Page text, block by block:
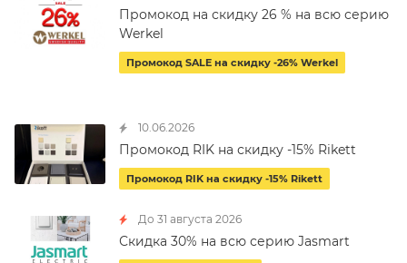
Промокод на скидку 26 % на всю серию
Werkel
Промокод SALE на скидку -26% Werkel
10.06.2026
Промокод RIK на скидку -15% Rikett
Промокод RIK на скидку -15% Rikett
До 31 августа 2026
Скидка 30% на всю серию Jasmart